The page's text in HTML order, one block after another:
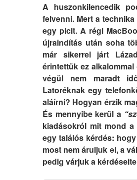
A huszonkilencedik
felvenni. Mert a
egy picit. A régi
újraindítás után soha
már sikerrel járt
érintettük ez
végül nem maradt
Latoréknak egy
aláírni? Hogyan érzik
És mennyibe kerül a
kiadásokról mit mond
egy találós kérdés:
most nem áruljuk el, a
pedig várjuk a